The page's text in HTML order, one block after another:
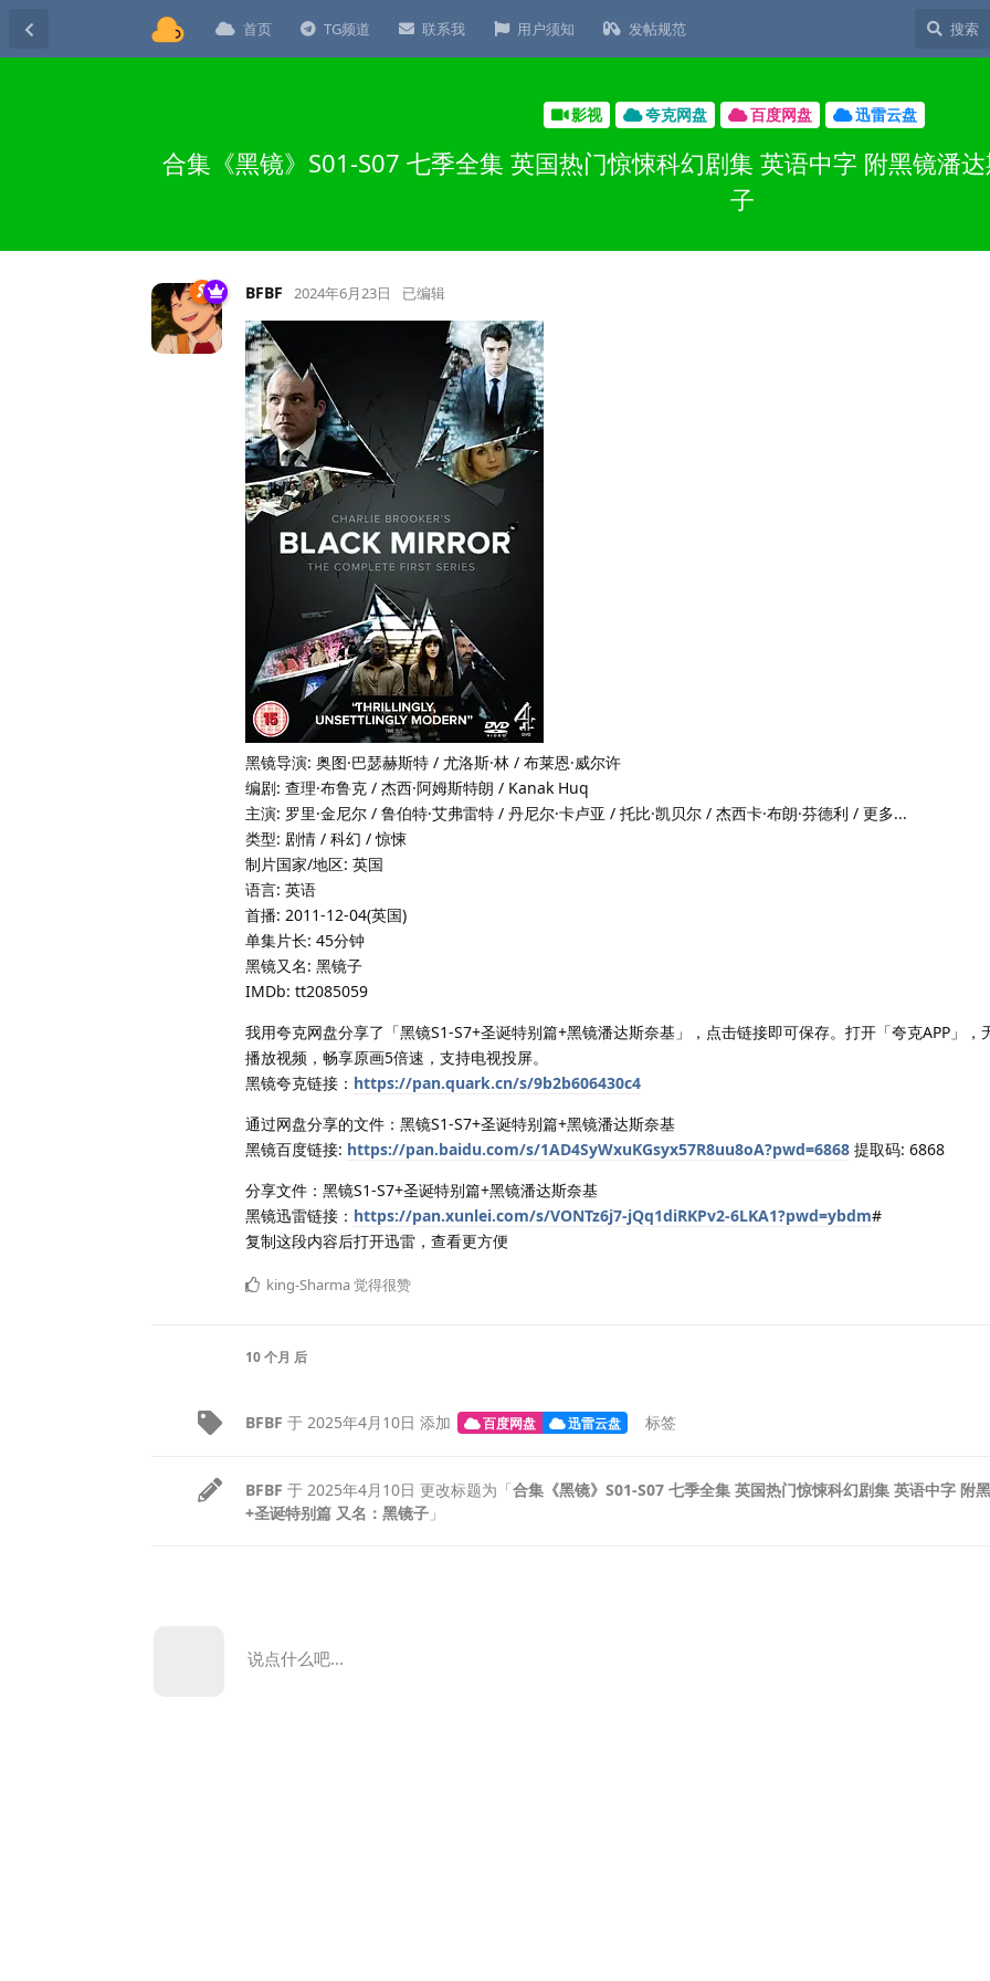
首页 TG频道 联系我 用户须知 发帖规范
影视 夸克网盘 百度网盘 迅雷云盘
合集《黑镜》S01-S07 七季全集 英国热门惊悚科幻剧集 英语中字 附黑镜潘
子
BFBF 2024年6月23日 已编辑
黑镜导演: 奥图·巴瑟赫斯特 / 尤洛斯·林 / 布莱恩·威尔许
编剧: 查理·布鲁克 / 杰西·阿姆斯特朗 / Kanak Huq
主演: 罗里·金尼尔 / 鲁伯特·艾弗雷特 / 丹尼尔·卡卢亚 / 托比·凯贝尔 / 杰西卡·布朗·芬德利 / 更多...
类型: 剧情 / 科幻 / 惊悚
制片国家/地区: 英国
语言: 英语
首播: 2011-12-04(英国)
单集片长: 45分钟
黑镜又名: 黑镜子
IMDb: tt2085059
我用夸克网盘分享了「黑镜S1-S7+圣诞特别篇+黑镜潘达斯奈基」，点击链接即可保存。打开「夸克APP」，
播放视频，畅享原画5倍速，支持电视投屏。
黑镜夸克链接： https://pan.quark.cn/s/9b2b606430c4
通过网盘分享的文件：黑镜S1-S7+圣诞特别篇+黑镜潘达斯奈基
黑镜百度链接: https://pan.baidu.com/s/1AD4SyWxuKGsyx57R8uu8oA?pwd=6868 提取码: 6868
分享文件：黑镜S1-S7+圣诞特别篇+黑镜潘达斯奈基
黑镜迅雷链接： https://pan.xunlei.com/s/VONTz6j7-jQq1diRKPv2-6LKA1?pwd=ybdm#
复制这段内容后打开迅雷，查看更方便
king-Sharma觉得很赞
10 个月 后
BFBF 于 2025年4月10日 添加 百度网盘 迅雷云盘 标签
BFBF 于 2025年4月10日 更改标题为「合集《黑镜》S01-S07 七季全集 英国热门惊悚科幻剧集 英语中字 附
+圣诞特别篇 又名：黑镜子 」
说点什么吧...